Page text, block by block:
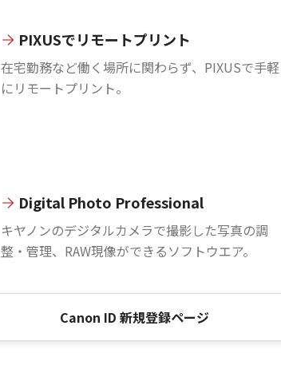
PIXUSでリモートプリント
在宅勤務など働く場所に関わらず、PIXUSで手軽
にリモートプリント。
Digital Photo Professional
キヤノンのデジタルカメラで撮影した写真の調
整・管理、RAW現像ができるソフトウエア。
Canon ID 新規登録ページ